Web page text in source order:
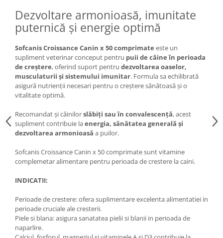
Solutii iluminat terarii
Lampi terarii
reptile
Accesorii diverse terarii
Iazuri
Igiena Iazuri
Hrana pesti iazuri
Teste apa iaz
Pompe iaz
Incalzitor Iaz
Accesorii iaz
Toaletare cai
Casti echitatie
Accesorii cai
Dezvoltare armonioasă, imunitate
puternică și energie optimă
Sofcanis Croissance Canin x 50 comprimate este un
supliment veterinar conceput pentru puii de câine în perioada
de creștere, oferind suport pentru dezvoltarea oaselor,
musculaturii și sistemului imunitar. Formula sa echilibrată
asigură nutrienții necesari pentru o creștere sănătoasă și o
vitalitate optimă.
Recomandat și câinilorslăbiți sau în convalescență, acest
supliment contribuie laenergia, sănătatea generală și
dezvoltarea armonioasă a puilor.
Sofcanis Croissance Canin x 50 comprimate sunt vitamine
complemetar alimentare pentru perioada de crestere la caini.
INDICATII:
Perioade de crestere: ofera suplimentare excelenta alimentatiei in
perioade cruciale ale cresterii.
Piele si blana: asigura sanatatea pielii si blanii in perioada de
naparlire.